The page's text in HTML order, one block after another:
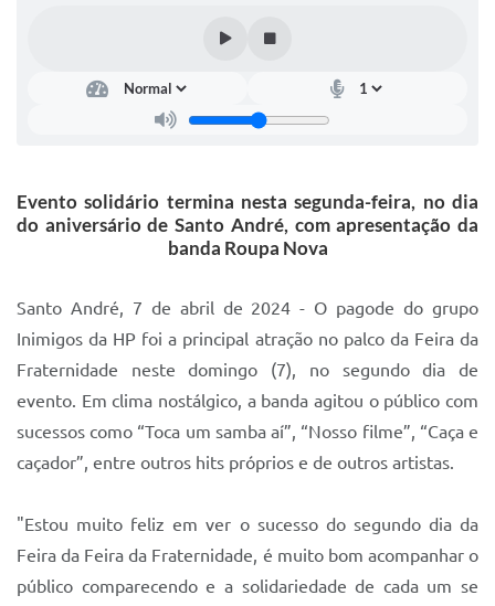
Lei de acesso à informação
Mobilidade Urbana Sustentável
Parque Escola
Portal da Educação
SIC
Evento solidário termina nesta segunda-feira, no dia
do aniversário de Santo André, com apresentação da
banda Roupa Nova
Santo André, 7 de abril de 2024 - O pagode do grupo
Inimigos da HP foi a principal atração no palco da Feira da
Fraternidade neste domingo (7), no segundo dia de
evento. Em clima nostálgico, a banda agitou o público com
sucessos como “Toca um samba aí”, “Nosso filme”, “Caça e
caçador”, entre outros hits próprios e de outros artistas.
"Estou muito feliz em ver o sucesso do segundo dia da
Feira da Feira da Fraternidade, é muito bom acompanhar o
público comparecendo e a solidariedade de cada um se